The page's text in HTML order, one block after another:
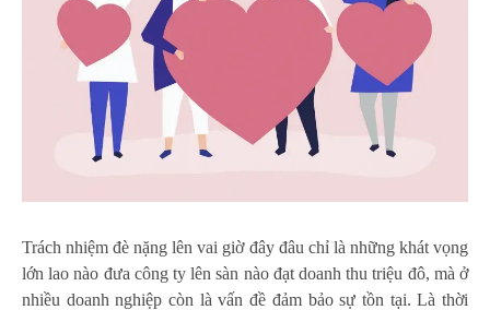
Trách nhiệm đè nặng lên vai giờ đây đâu chỉ là những khát vọng
lớn lao nào đưa công ty lên sàn nào đạt doanh thu triệu đô, mà ở
nhiều doanh nghiệp còn là vấn đề đảm bảo sự tồn tại. Là thời